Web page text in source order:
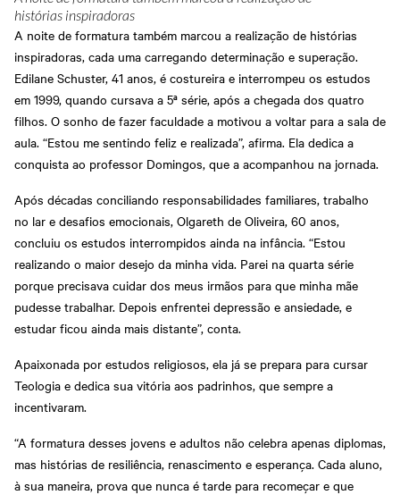
histórias inspiradoras
A noite de formatura também marcou a realização de histórias
inspiradoras, cada uma carregando determinação e superação.
Edilane Schuster, 41 anos, é costureira e interrompeu os estudos
em 1999, quando cursava a 5ª série, após a chegada dos quatro
filhos. O sonho de fazer faculdade a motivou a voltar para a sala de
aula. “Estou me sentindo feliz e realizada”, afirma. Ela dedica a
conquista ao professor Domingos, que a acompanhou na jornada.
Após décadas conciliando responsabilidades familiares, trabalho
no lar e desafios emocionais, Olgareth de Oliveira, 60 anos,
concluiu os estudos interrompidos ainda na infância. “Estou
realizando o maior desejo da minha vida. Parei na quarta série
porque precisava cuidar dos meus irmãos para que minha mãe
pudesse trabalhar. Depois enfrentei depressão e ansiedade, e
estudar ficou ainda mais distante”, conta.
Apaixonada por estudos religiosos, ela já se prepara para cursar
Teologia e dedica sua vitória aos padrinhos, que sempre a
incentivaram.
“A formatura desses jovens e adultos não celebra apenas diplomas,
mas histórias de resiliência, renascimento e esperança. Cada aluno,
à sua maneira, prova que nunca é tarde para recomeçar e que